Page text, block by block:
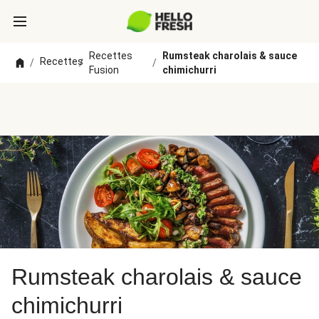
/ Recettes
/
Recettes
Fusion
/
Rumsteak charolais & sauce
chimichurri
Rumsteak charolais & sauce
chimichurri